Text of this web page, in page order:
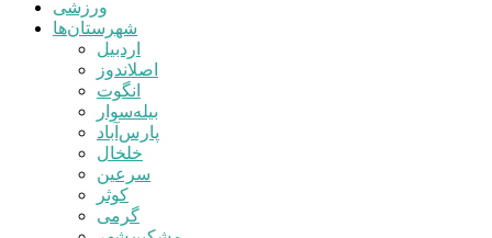
ورزشی
شهرستان‌ها
اردبیل
اصلاندوز
انگوت
بیله‌سوار
پارس‌آباد
خلخال
سرعین
کوثر
گرمی